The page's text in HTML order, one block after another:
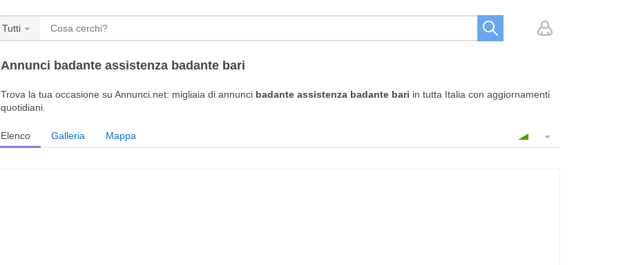
Tutti
Annunci badante assistenza badante bari
Trova la tua occasione su Annunci.net: migliaia di annunci badante assistenza badante bari in tutta Italia con aggiornamenti
quotidiani.
Elenco Galleria Mappa